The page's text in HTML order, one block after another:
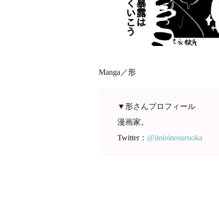
Manga／形
▼形さんプロフィール
漫画家。
Twitter： @iinioinosuruoka